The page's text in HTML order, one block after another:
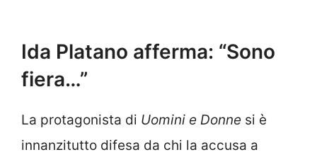
Ida Platano afferma: “Sono
fiera…”
La protagonista di Uomini e Donne si è
innanzitutto difesa da chi la accusa a